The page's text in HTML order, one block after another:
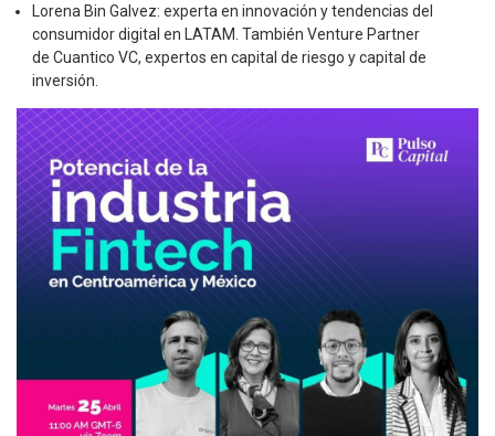
Lorena Bin Galvez: experta en innovación y tendencias del
consumidor digital en LATAM. También Venture Partner
de Cuantico VC, expertos en capital de riesgo y capital de
inversión.